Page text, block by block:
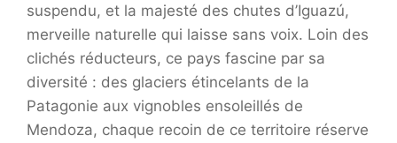
suspendu, et la majesté des chutes d’Iguazú,
merveille naturelle qui laisse sans voix. Loin des
clichés réducteurs, ce pays fascine par sa
diversité : des glaciers étincelants de la
Patagonie aux vignobles ensoleillés de
Mendoza, chaque recoin de ce territoire réserve